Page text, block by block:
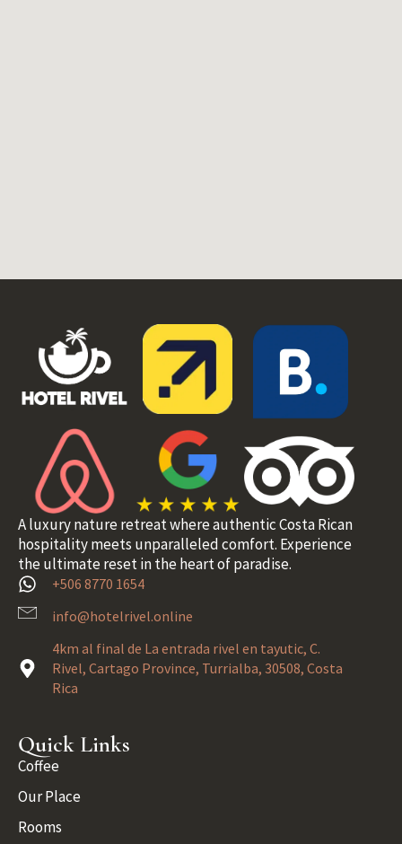
A luxury nature retreat where authentic Costa Rican
hospitality meets unparalleled comfort. Experience
the ultimate reset in the heart of paradise.
+506 8770 1654
info@hotelrivel.online
4km al final de La entrada rivel en tayutic, C.
Rivel, Cartago Province, Turrialba, 30508, Costa
Rica
Quick Links
Coffee
Our Place
Rooms